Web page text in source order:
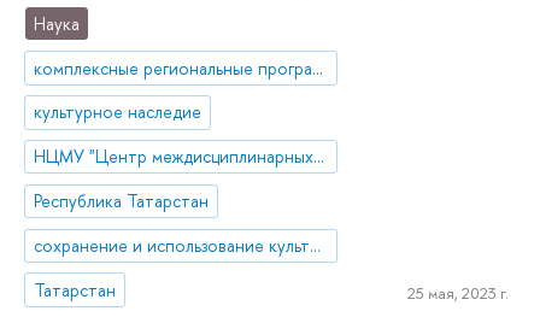
Наука
комплексные региональные программы
культурное наследие
НЦМУ "Центр междисциплинарных исследований человеческого потенциала"
Республика Татарстан
сохранение и использование культурного наследия
Татарстан
25 мая, 2023 г.